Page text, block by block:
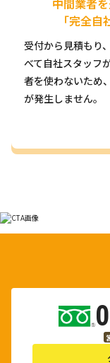
「完全
受付から見積もり
べて自社スタッフ
者を使わないため
が発生しません。